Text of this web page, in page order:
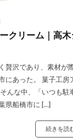
クリーム｜高木
贅沢であり、素材が
にあった。 菓子工房
んな中、「いつも駐
県船橋市に […]
続きを読